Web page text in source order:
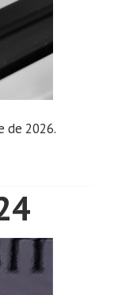
de 2026.